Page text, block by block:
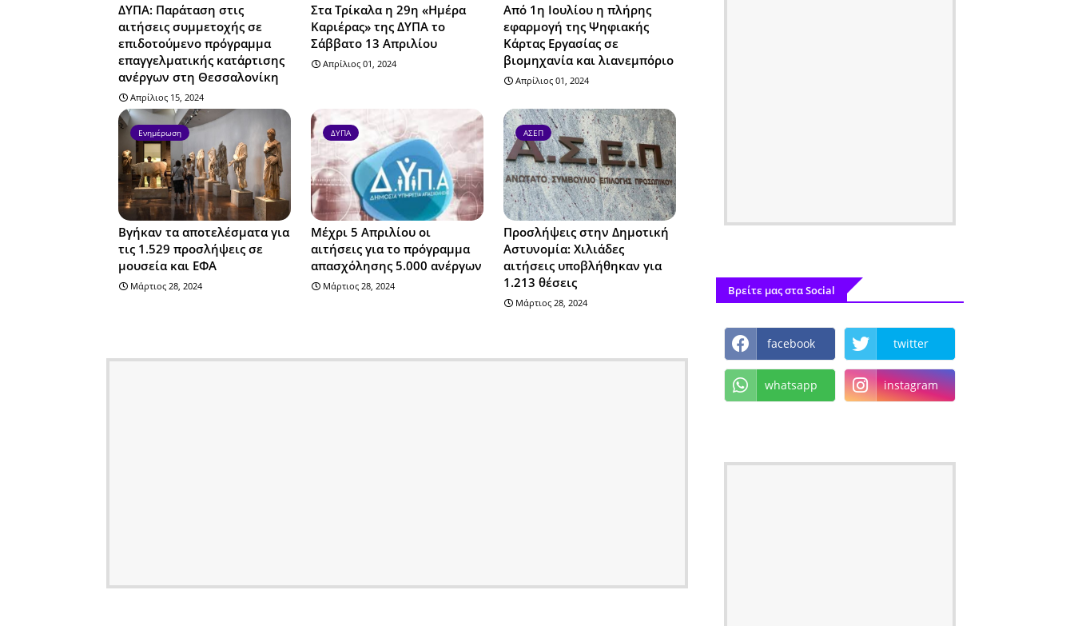
ΔΥΠΑ: Παράταση στις
αιτήσεις συμμετοχής σε
επιδοτούμενο πρόγραμμα
επαγγελματικής κατάρτισης
ανέργων στη Θεσσαλονίκη
Απρίλιος 15, 2024
Στα Τρίκαλα η 29η «Ημέρα
Καριέρας» της ΔΥΠΑ το
Σάββατο 13 Απριλίου
Απρίλιος 01, 2024
Από 1η Ιουλίου η πλήρης
εφαρμογή της Ψηφιακής
Κάρτας Εργασίας σε
βιομηχανία και λιανεμπόριο
Απρίλιος 01, 2024
Ενημέρωση
Βγήκαν τα αποτελέσματα για
τις 1.529 προσλήψεις σε
μουσεία και ΕΦΑ
Μάρτιος 28, 2024
ΔΥΠΑ
Μέχρι 5 Απριλίου οι
αιτήσεις για το πρόγραμμα
απασχόλησης 5.000 ανέργων
Μάρτιος 28, 2024
ΑΣΕΠ
Προσλήψεις στην Δημοτική
Αστυνομία: Χιλιάδες
αιτήσεις υποβλήθηκαν για
1.213 θέσεις
Μάρτιος 28, 2024
Βρείτε μας στα Social
facebook twitter
whatsapp instagram